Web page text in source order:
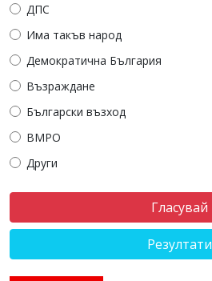
ДПС
Има такъв народ
Демократична България
Възраждане
Български възход
ВМРО
Други
Резултати